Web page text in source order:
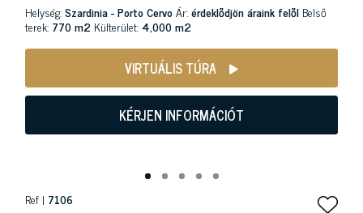
Helység:Szardinia - Porto CervoÁr:érdeklődjön áraink felől Belső
terek: 770 m2 Külterület: 4,000 m2
VIRTUÁLIS TÚRA
KÉRJEN INFORMÁCIÓT
Ref | 7106